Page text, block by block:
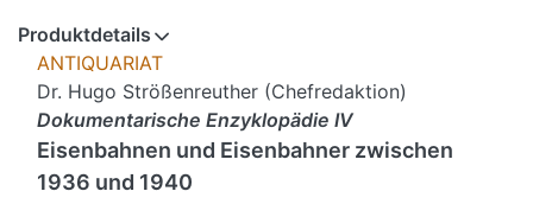
Produktdetails
ANTIQUARIAT
Dr. Hugo Strößenreuther (Chefredaktion)
Dokumentarische Enzyklopädie IV
Eisenbahnen und Eisenbahner zwischen
1936 und 1940